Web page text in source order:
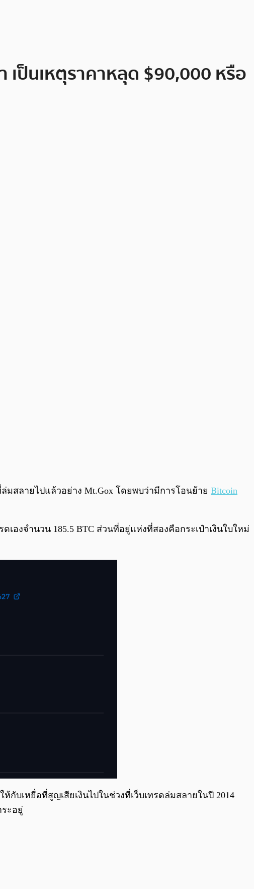
เป็นเหตุราคาหลุด $90,000 หรือ
0:00/ 0:00
มสลายไปแล้วอย่าง Mt.Gox โดยพบว่ามีการโอนย้าย Bitcoin
เองจำนวน 185.5 BTC ส่วนที่อยู่แห่งที่สองคือกระเป๋าเงินใบใหม่
บเหยื่อที่สูญเสียเงินไปในช่วงที่เว็บเทรดล่มสลายในปี 2014
ะอยู่